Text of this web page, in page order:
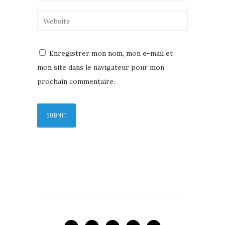
Enregistrer mon nom, mon e-mail et
mon site dans le navigateur pour mon
prochain commentaire.